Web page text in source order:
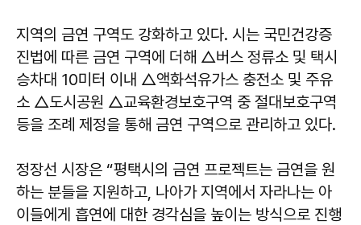
지역의 금연 구역도 강화하고 있다. 시는 국민건강증
진법에 따른 금연 구역에 더해 △버스 정류소 및 택시
승차대 10미터 이내 △액화석유가스 충전소 및 주유
소 △도시공원 △교육환경보호구역 중 절대보호구역
등을 조례 제정을 통해 금연 구역으로 관리하고 있다.
정장선 시장은 “평택시의 금연 프로젝트는 금연을 원
하는 분들을 지원하고, 나아가 지역에서 자라나는 아
이들에게 흡연에 대한 경각심을 높이는 방식으로 진행